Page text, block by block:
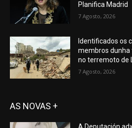
Planifica Madrid
7 Agosto, 2026
Identificados os
membros dunha
no terremoto de
7 Agosto, 2026
AS NOVAS +